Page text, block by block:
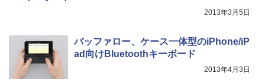
2013年3月5日
バッファロー、ケース一体型のiPhone/iP
ad向けBluetoothキーボード
2013年4月3日